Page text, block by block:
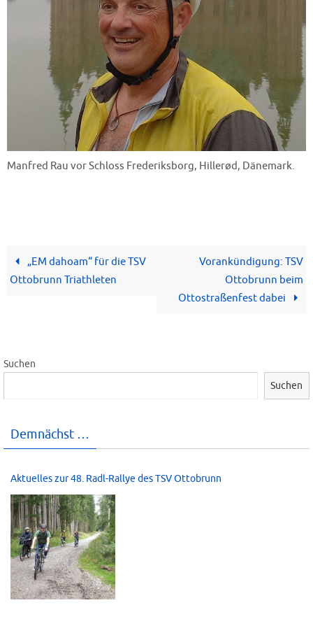
Manfred Rau vor Schloss Frederiksborg, Hillerød, Dänemark.
„EM dahoam“ für die TSV
Ottobrunn Triathleten
Vorankündigung: TSV
Ottobrunn beim
Ottostraßenfest dabei
Suchen
Suchen
Demnächst …
Aktuelles zur 48. Radl-Rallye des TSV Ottobrunn